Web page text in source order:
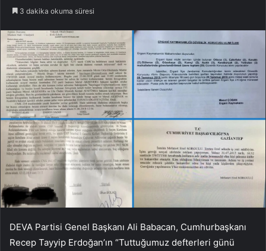
3 dakika okuma süresi
DEVA Partisi Genel Başkanı Ali Babacan, Cumhurbaşkanı
Recep Tayyip Erdoğan’ın “Tuttuğumuz defterleri günü